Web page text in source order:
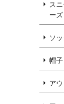
ス
ーズ
ソ
帽
ア